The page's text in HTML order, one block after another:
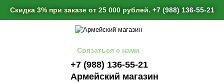
Скидка 3% при заказе от 25 000 рублей. +7 (988) 136-55-21
Связаться с нами
+7 (988) 136-55-21
Армейский магазин